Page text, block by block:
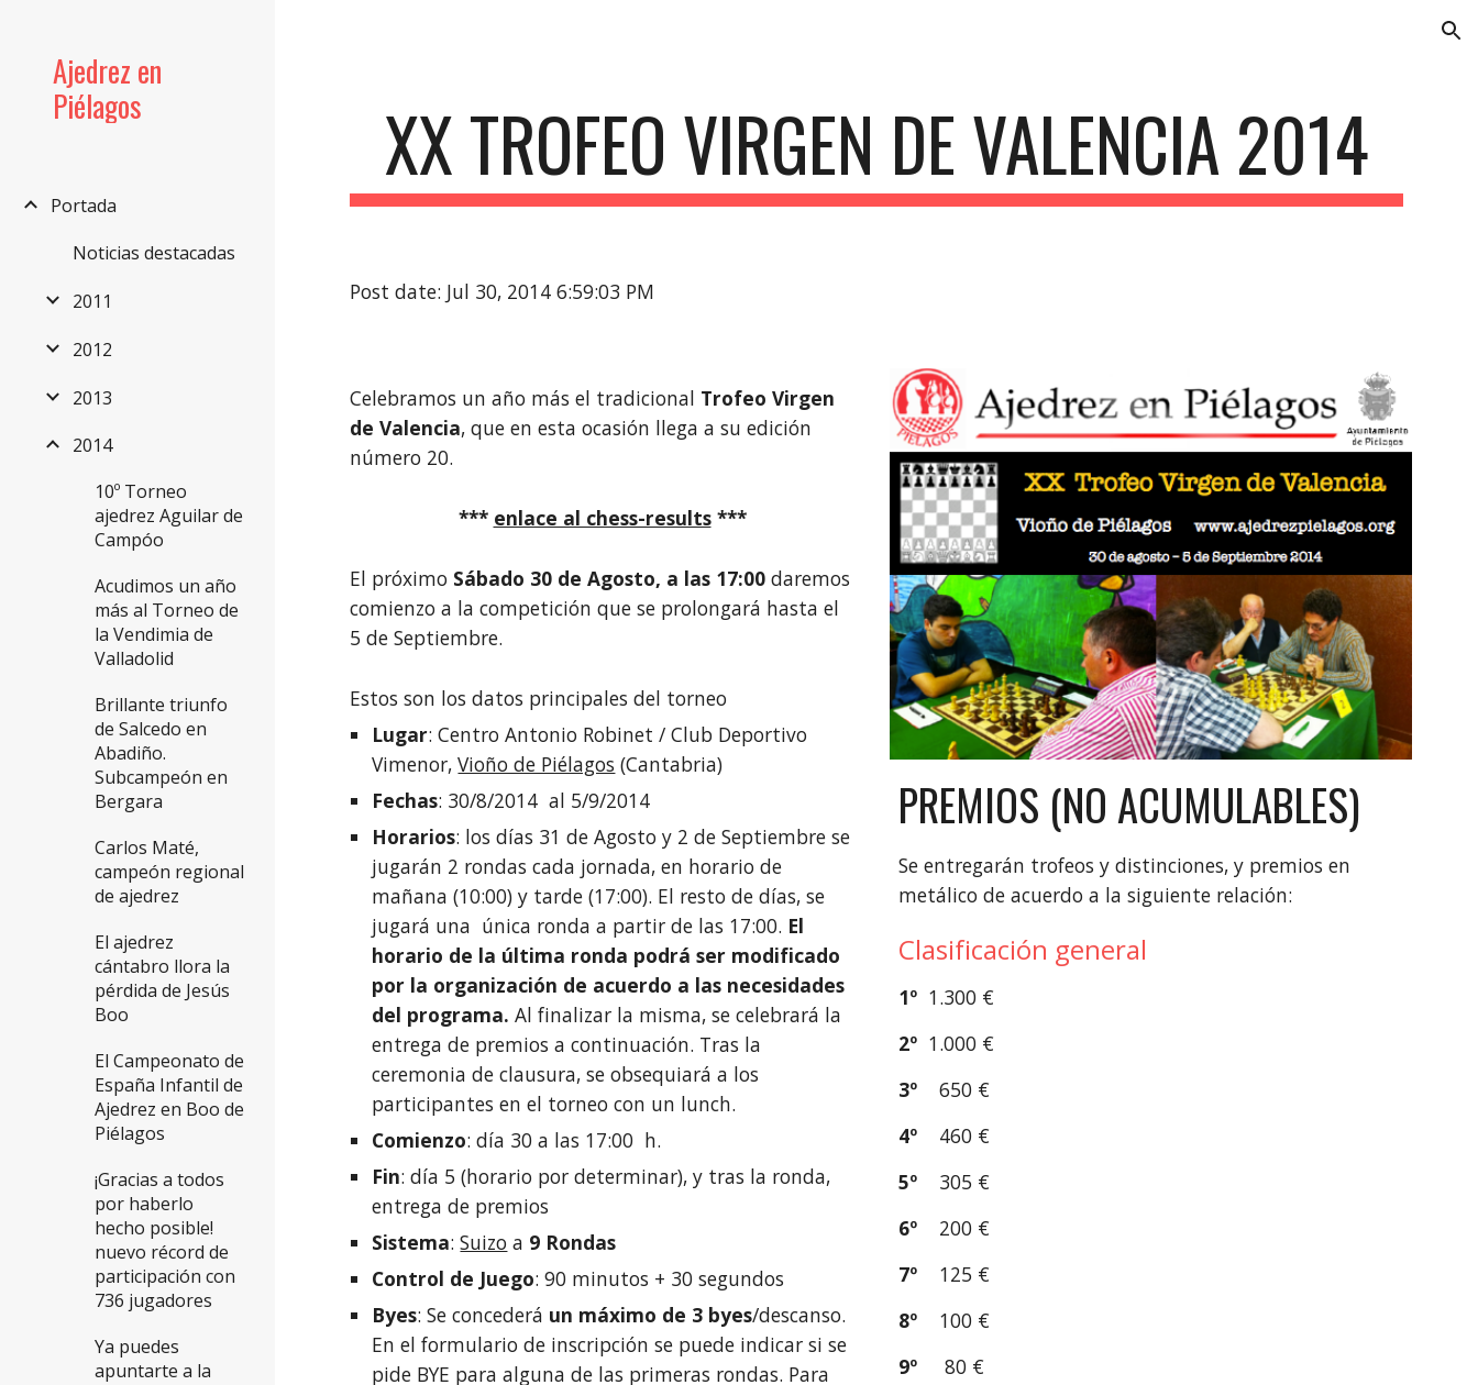
Ajedrez en
Piélagos
Portada
Noticias destacadas
2011
2012
2013
2014
10º Torneo
ajedrez Aguilar de
Campóo
Acudimos un año
más al Torneo de
la Vendimia de
Valladolid
Brillante triunfo
de Salcedo en
Abadiño.
Subcampeón en
Bergara
Carlos Maté,
campeón regional
de ajedrez
El ajedrez
cántabro llora la
pérdida de Jesús
Boo
El Campeonato de
España Infantil de
Ajedrez en Boo de
Piélagos
¡Gracias a todos
por haberlo
hecho posible!
nuevo récord de
participación con
736 jugadores
Ya puedes
apuntarte a la
XX TROFEO VIRGEN DE VALENCIA 2014
Post date: Jul 30, 2014 6:59:03 PM
Celebramos un año más el tradicional Trofeo Virgen
de Valencia, que en esta ocasión llega a su edición
número 20.
*** enlace al chess-results***
El próximo Sábado 30 de Agosto, a las 17:00 daremos
comienzo a la competición que se prolongará hasta el
5 de Septiembre.
Estos son los datos principales del torneo
Lugar: Centro Antonio Robinet / Club Deportivo
Vimenor,Vioño de Piélagos (Cantabria)
Fechas: 30/8/2014 al 5/9/2014
Horarios: los días 31 de Agosto y 2 de Septiembre se
jugarán 2 rondas cada jornada, en horario de
mañana (10:00) y tarde (17:00). El resto de días, se
jugará una única ronda a partir de las 17:00. El
horario de la última ronda podrá ser modificado
por la organización de acuerdo a las necesidades
del programa. Al finalizar la misma, se celebrará la
entrega de premios a continuación. Tras la
ceremonia de clausura, se obsequiará a los
participantes en el torneo con un lunch.
Comienzo: día 30 a las 17:00 h.
Fin: día 5 (horario por determinar), y tras la ronda,
entrega de premios
Sistema:Suizo a 9 Rondas
Control de Juego: 90 minutos + 30 segundos
Byes: Se concederá un máximo de 3 byes/descanso.
En el formulario de inscripción se puede indicar si se
pide BYE para alguna de las primeras rondas. Para
PREMIOS (NO ACUMULABLES)
Se entregarán trofeos y distinciones, y premios en
metálico de acuerdo a la siguiente relación:
Clasificación general
1º 1.300 €
2º 1.000 €
3º 650 €
4º 460 €
5º 305 €
6º 200 €
7º 125 €
8º 100 €
9º 80 €